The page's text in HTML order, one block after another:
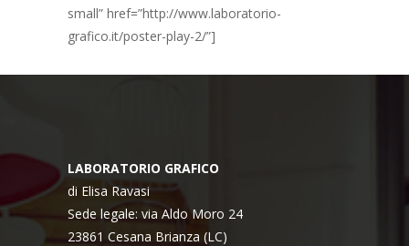
small” href=”http://www.laboratorio-
grafico.it/poster-play-2/”]
LABORATORIO GRAFICO
di Elisa Ravasi
Sede legale: via Aldo Moro 24
23861 Cesana Brianza (LC)